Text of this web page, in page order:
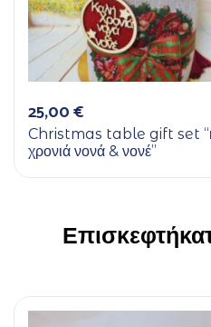
25,00€
Christmas table gift set
χρονιά νονά & νονέ”